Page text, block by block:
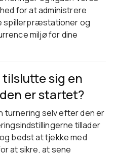
for at administrere
spillerpræstationer og
miljø for dine
sig en
er startet?
turnering selv efter den er
tillader
bedst at tjekke med
at sikre, at sene